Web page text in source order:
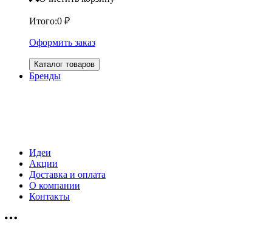
Итого:0 ₽
Оформить заказ
Каталог товаров
Бренды
Идеи
Акции
Доставка и оплата
О компании
Контакты